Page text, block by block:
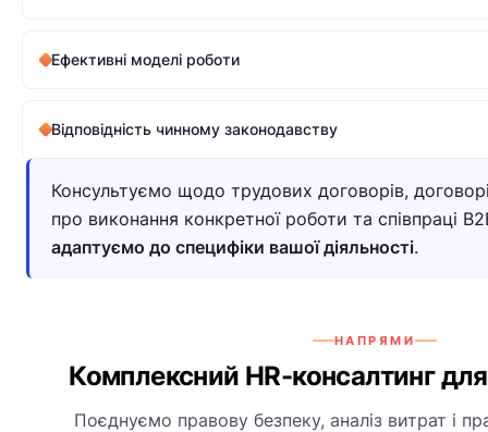
Ефективні моделі роботи
Відповідність чинному законодавству
Консультуємо щодо трудових договорів,
про виконання конкретної роботи та співпраці
адаптуємо до специфіки вашої діяльності.
НАПРЯМИ
Комплексний HR-консалтинг
Поєднуємо правову безпеку, аналіз витрат і